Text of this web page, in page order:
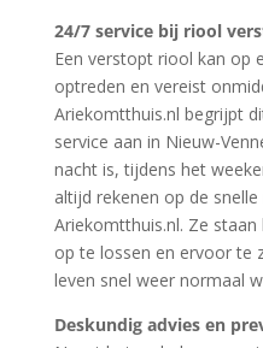
24/7 service bij riool
Een verstopt riool kan op
optreden en vereist
Ariekomtthuis.nl begrijpt
service aan in Nieuw-
nacht is, tijdens het
altijd rekenen op de
Ariekomtthuis.nl. Ze
op te lossen en ervoor te
leven snel weer normaal
Deskundig advies en